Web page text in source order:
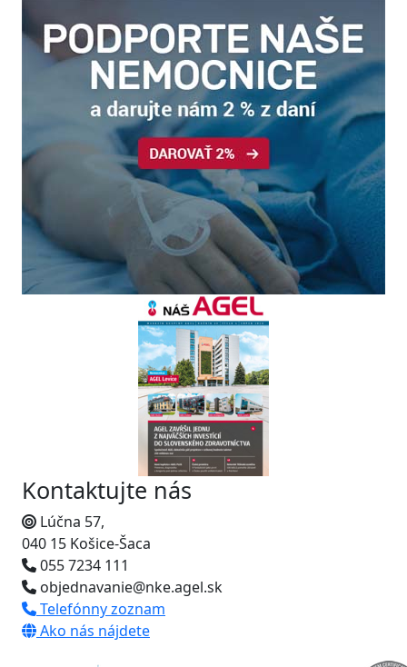
Kontaktujte nás
Lúčna 57,
040 15 Košice-Šaca
055 7234 111
objednavanie@nke.agel.sk
Telefónny zoznam
Ako nás nájdete